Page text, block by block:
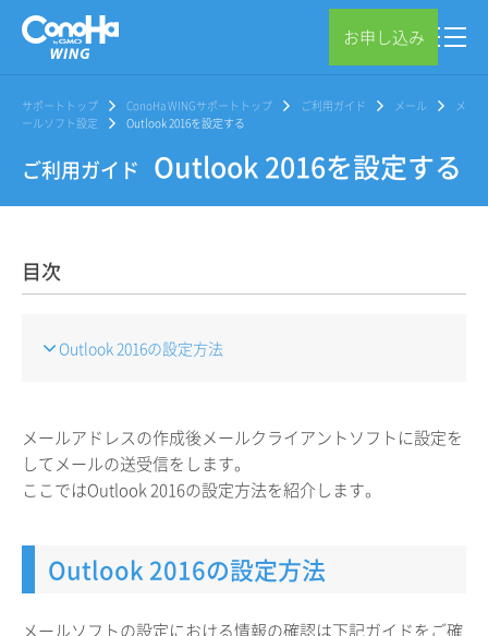
お申し込み
サポートトップ ConoHa WINGサポートトップ ご利用ガイド メール
メ
ールソフト設定
Outlook 2016を設定する
ご利用ガイド Outlook 2016を設定する
目次
Outlook 2016の設定方法
メールアドレスの作成後メールクライアントソフトに設定を
してメールの送受信をします。
ここではOutlook 2016の設定方法を紹介します。
Outlook 2016の設定方法
メールソフトの設定における情報の確認は下記ガイドをご確